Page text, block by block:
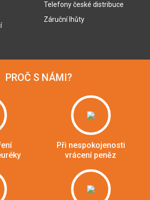
Telefony české distribuce
Záruční lhůty
PROČ S NÁMI?
Při nespokojenosti
vrácení peněz